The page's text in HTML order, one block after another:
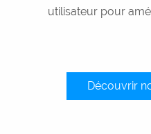
utilisateur pour
Découvrir